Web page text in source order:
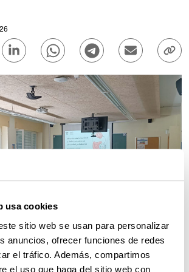
usa cookies
sitio web se usan para personalizar
anuncios, ofrecer funciones de redes
el tráfico. Además, compartimos
el uso que haga del sitio web con
- (Abre una nueva ventana)
en Bluesky - (Abre una nueva
Compartir en Linkedin - (Abre una
Compartir en Whatsapp -
Compartir enEnviar por